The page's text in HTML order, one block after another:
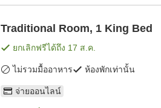
Traditional Room, 1 King Bed
ยกเลิกฟรีได้ถึง 17 ส.ค.
ไม่รวมมื้ออาหาร ห้องพักเท่านั้น
จ่ายออนไลน์